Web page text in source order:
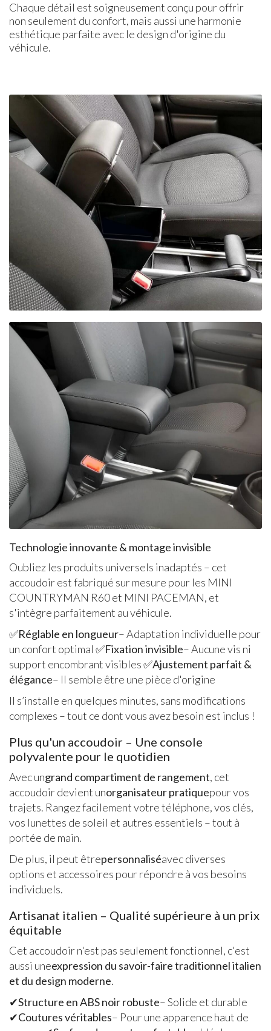
Chaque détail est soigneusement conçu pour offrir
non seulement du confort, mais aussi une harmonie
esthétique parfaite avec le design d'origine du
véhicule.
Technologie innovante & montage invisible
Oubliez les produits universels inadaptés – cet
accoudoir est fabriqué sur mesure pour les MINI
COUNTRYMAN R60 et MINI PACEMAN, et
s'intègre parfaitement au véhicule.
✅Réglable en longueur– Adaptation individuelle pour
un confort optimal ✅Fixation invisible– Aucune vis ni
support encombrant visibles ✅Ajustement parfait &
élégance– Il semble être une pièce d'origine
Il s’installe en quelques minutes, sans modifications
complexes – tout ce dont vous avez besoin est inclus !
Plus qu'un accoudoir – Une console
polyvalente pour le quotidien
Avec ungrand compartiment de rangement, cet
accoudoir devient unorganisateur pratiquepour vos
trajets. Rangez facilement votre téléphone, vos clés,
vos lunettes de soleil et autres essentiels – tout à
portée de main.
De plus, il peut êtrepersonnaliséavec diverses
options et accessoires pour répondre à vos besoins
individuels.
Artisanat italien – Qualité supérieure à un prix
équitable
Cet accoudoir n'est pas seulement fonctionnel, c'est
aussi uneexpression du savoir-faire traditionnel italien
et du design moderne.
✔Structure en ABS noir robuste– Solide et durable
✔Coutures véritables– Pour une apparence haut de